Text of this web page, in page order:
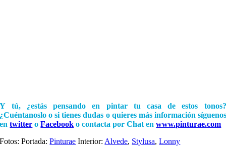
Y tú, ¿estás pensando en pintar tu casa de estos tonos?
¿Cuéntanoslo o si tienes dudas o quieres más información síguenos
entwitter oFacebook o contacta por Chat enwww.pinturae.com
Fotos: Portada:Pinturae Interior: Alvede, Stylusa,Lonny